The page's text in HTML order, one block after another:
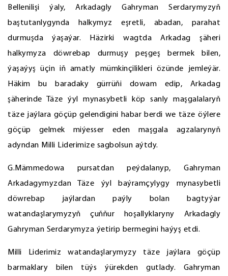
Bellenilişi ýaly, Arkadagly Gahryman Serdarymyzyň
baştutanlygynda halkymyz eşretli, abadan, parahat
durmuşda ýaşaýar. Häzirki wagtda Arkadag şäheri
halkymyza döwrebap durmuşy peşgeş bermek bilen,
ýaşaýyş üçin iň amatly mümkinçilikleri özünde jemleýär.
Häkim bu baradaky gürrüňi dowam edip, Arkadag
şäherinde Täze ýyl mynasybetli köp sanly maşgalalaryň
täze jaýlara göçüp gelendigini habar berdi we täze öýlere
göçüp gelmek miýesser eden maşgala agzalarynyň
adyndan Milli Liderimize sagbolsun aýtdy.
G.Mämmedowa pursatdan peýdalanyp, Gahryman
Arkadagymyzdan Täze ýyl baýramçylygy mynasybetli
döwrebap jaýlardan paýly bolan bagtyýar
watandaşlarymyzyň çuňňur hoşallyklaryny Arkadagly
Gahryman Serdarymyza ýetirip bermegini haýyş etdi.
Milli Liderimiz watandaşlarymyzy täze jaýlara göçüp
barmaklary bilen tüýs ýürekden gutlady. Gahryman